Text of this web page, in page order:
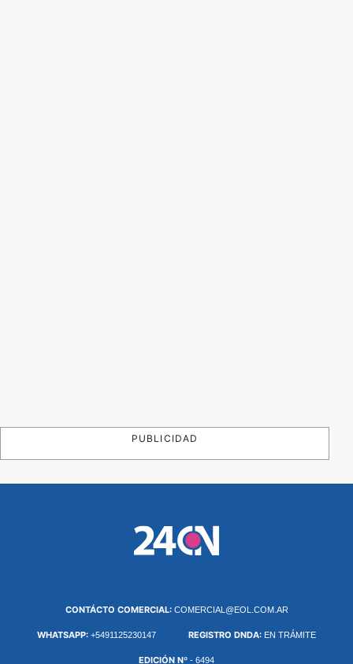
PUBLICIDAD
CONTÁCTO COMERCIAL: COMERCIAL@EOL.COM.AR
WHATSAPP: +5491125230147 REGISTRO DNDA: EN TRÁMITE
EDICIÓN Nº - 6494